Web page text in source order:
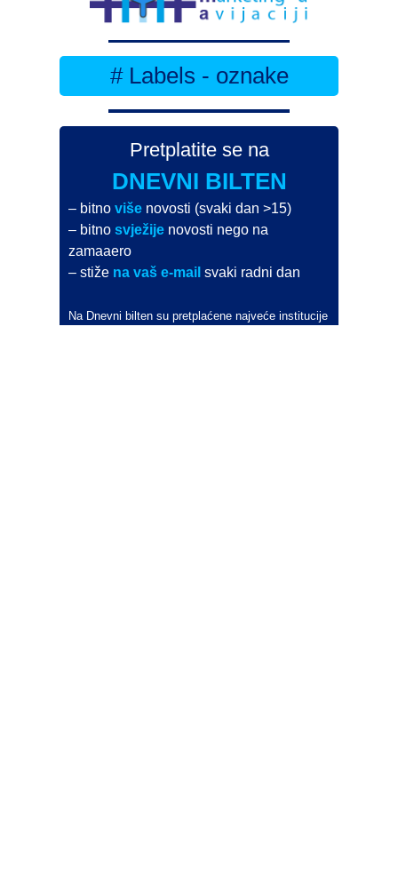
# Labels - oznake
Pretplatite se na
DNEVNI BILTEN
– bitnoviše novosti (svaki dan >15)
– bitnosvježije novosti nego na
zamaaero
– stiže na vaš e-mail svaki radni dan
Na Dnevni bilten su pretplaćene najveće institucije